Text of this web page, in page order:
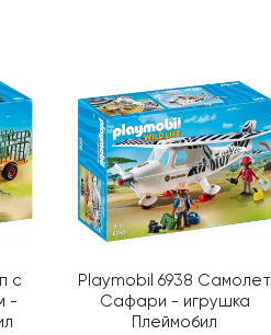
с
-
Playmobil 6938 Самолет
Сафари - игрушка
Плеймобил